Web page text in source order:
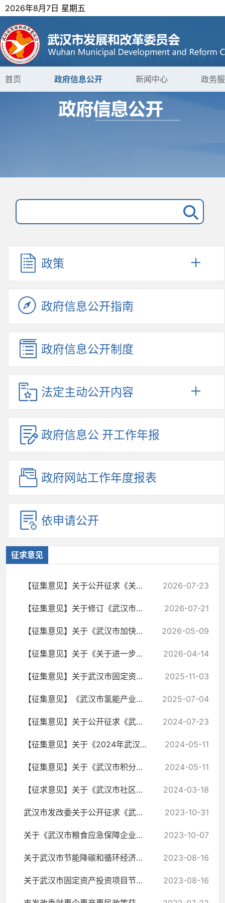
2026年8月7日 星期五
首页 政府信息公开 新闻中心 政务
政策
政府信息公开指南
政府信息公开制度
法定主动公开内容
政府信息公 开工作年报
政府网站工作年度报表
依申请公开
征求意见
【征集意见】关于公开征求《关于加快场景培育和开放推动新场景大规模应用的若干措... 2026-07-23
【征集意见】关于修订《武汉市积分入户管理办法（2022年版）》公开征求社会意见的公告 2026-07-21
【征集意见】关于《武汉市加快服务业融合发展的若干措施（征求意见稿）》公开征求... 2026-05-09
【征集意见】关于《关于进一步促进民间投资发展的若干措施（征求意见稿）》公开征... 2026-04-14
【征集意见】关于武汉市固定资产投资项目节能审查和碳排放评价实施办法（征求意见... 2025-11-03
【征集意见】《武汉市氢能产业发展三年行动方案 （2025—2027年） （征求意见稿）... 2025-07-04
【征集意见】关于公开征求《武汉市落实“双千”企业高质量发展工程工作方案（征求... 2024-07-23
【征集意见】关于《2024年武汉市促投资稳增长的若干措施（征求意见稿）》公开征求... 2024-05-11
【征集意见】关于《武汉市积分入户管理办法（2024年版）》公开征求社会意见的通知 2024-05-11
【征求意见】关于《武汉市社区嵌入式服务设施运营管理办法（试行）》公开征求社会... 2024-03-18
武汉市发改委关于公开征求《武汉市加强集成创新改革打造营商环境升级版实施意见(征... 2023-10-31
关于《武汉市粮食应急保障企业管理实施细则（试行）》公开征求意见的通知 2023-10-07
关于武汉市节能降碳和循环经济发展专项资金管理办法（征求意见稿）公开征求意见的公告 2023-08-16
关于武汉市固定资产投资项目节能审查实施办法 （征求意见稿）公开征求意见的公告 2023-08-16